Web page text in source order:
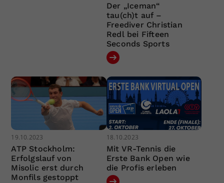
Der „Iceman“
tau(ch)t auf –
Freediver Christian
Redl bei Fifteen
Seconds Sports
19.10.2023
ATP Stockholm:
Erfolgslauf von
Misolic erst durch
Monfils gestoppt
18.10.2023
Mit VR-Tennis die
Erste Bank Open wie
die Profis erleben